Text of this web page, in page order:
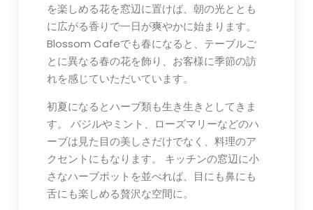
を楽しめる花を窓辺に置けば、朝の光ととも
に広がる香りで一日が爽やかに始まります。
Blossom Cafeでも春になると、テーブルご
とに異なる春の花を飾り、お客様に季節の訪
れを感じていただいています。
初夏になるとハーブ類も生き生きとしてきま
す。 バジルやミント、ローズマリーなどのハ
ーブは見た目の美しさだけでなく、料理のア
クセントにもなります。 キッチンの窓辺に小
さなハーブポットを並べれば、目にも鼻にも
舌にも楽しめる贅沢な空間に。